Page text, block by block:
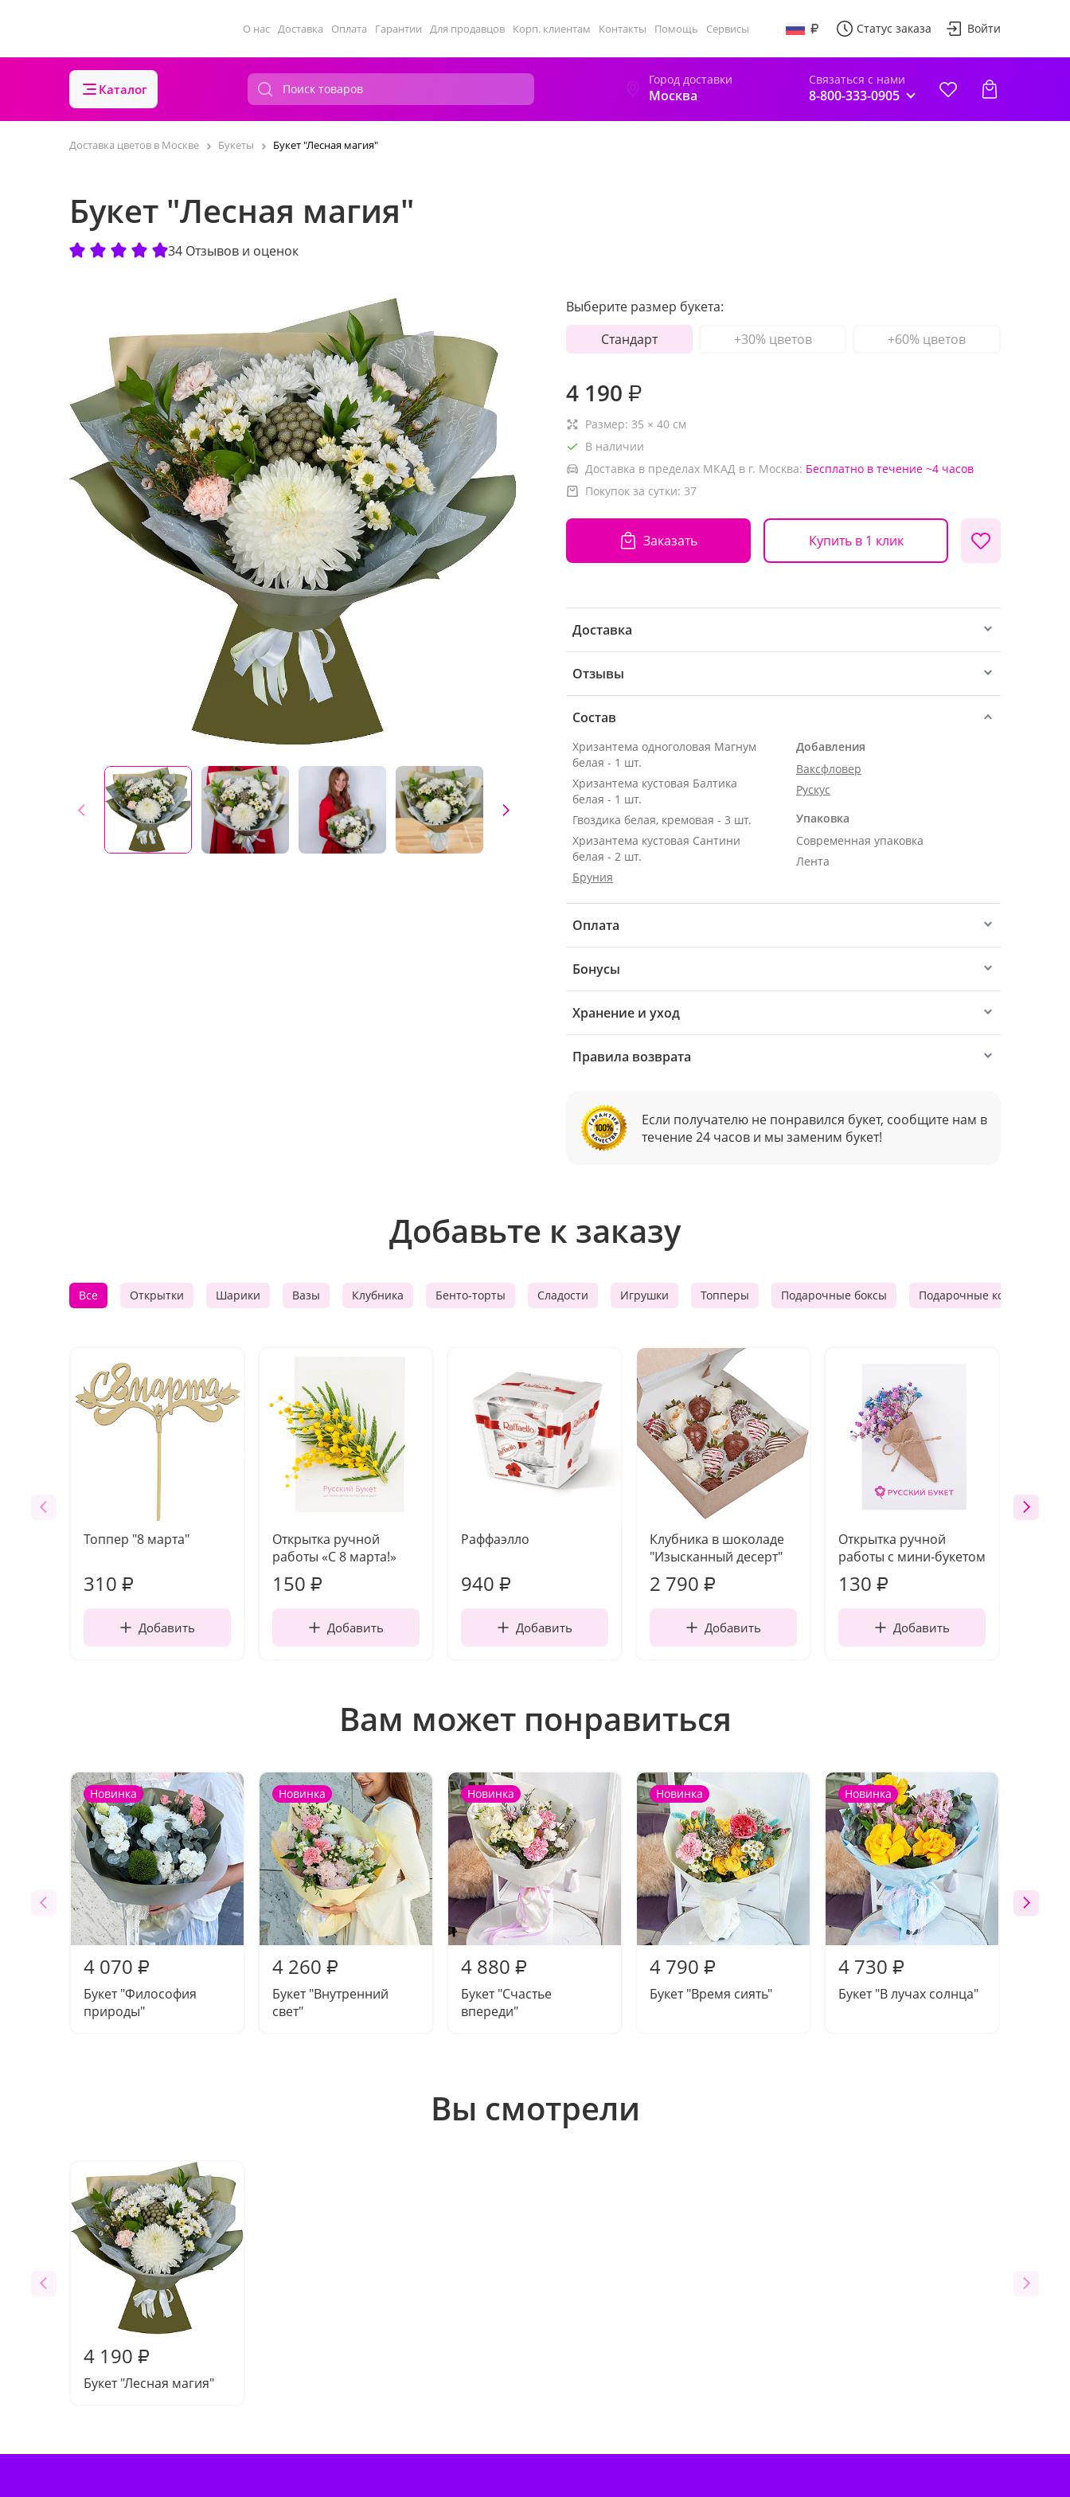
О нас Доставка Оплата Гарантии Для продавцов Корп. клиентам Контакты Помощь Сервисы Статус заказа Войти
Каталог
Город доставки
Москва
Связаться с нами
8-800-333-0905
Доставка цветов в Москве Букеты Букет "Лесная магия"
Букет "Лесная магия"
34 Отзывов и оценок
Выберите размер букета:
Стандарт
+30% цветов +60% цветов
4 190 ₽
Размер: 35 × 40 см
В наличии
Доставка в пределах МКАД в г. Москва: Бесплатно в течение ~4 часов
Покупок за сутки: 37
Заказать Купить в 1 клик
Доставка
Отзывы
Состав
Хризантема одноголовая Магнум
белая - 1 шт.
Хризантема кустовая Балтика
белая - 1 шт.
Гвоздика белая, кремовая - 3 шт.
Хризантема кустовая Сантини
белая - 2 шт.
Бруния
Добавления
Ваксфловер
Рускус
Упаковка
Современная упаковка
Лента
Оплата
Бонусы
Хранение и уход
Правила возврата
Если получателю не понравился букет, сообщите нам в
течение 24 часов и мы заменим букет!
Добавьте к заказу
Все Открытки Шарики Вазы Клубника Бенто-торты Сладости Игрушки Топперы Подарочные боксы Подарочные корзины
Топпер "8 марта"
310 ₽
Добавить
Открытка ручной
работы «С 8 марта!»
150 ₽
Добавить
Раффаэлло
940 ₽
Добавить
Клубника в шоколаде
"Изысканный десерт"
2 790 ₽
Добавить
Открытка ручной
работы с мини-букетом
130 ₽
Добавить
Вам может понравиться
Новинка
4 070 ₽
Букет "Философия
природы"
Новинка
4 260 ₽
Букет "Внутренний
свет"
Новинка
4 880 ₽
Букет "Счастье
впереди"
Новинка
4 790 ₽
Букет "Время сиять"
Новинка
4 730 ₽
Букет "В лучах солнца"
Вы смотрели
4 190 ₽
Букет "Лесная магия"